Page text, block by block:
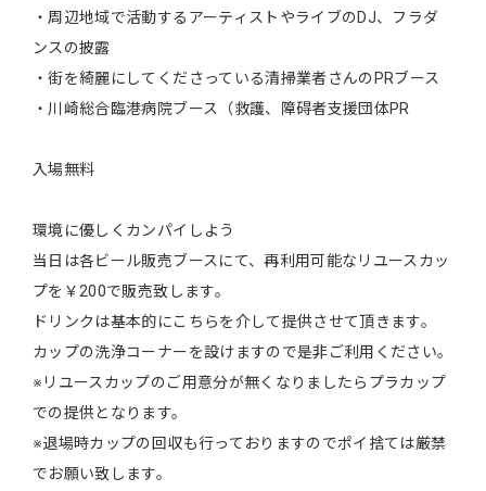
・周辺地域で活動するアーティストやライブのDJ、フラダ
ンスの披露
・街を綺麗にしてくださっている清掃業者さんのPRブース
・川崎総合臨港病院ブース（救護、障碍者支援団体PR
入場無料
環境に優しくカンパイしよう
当日は各ビール販売ブースにて、再利用可能なリユースカッ
プを￥200で販売致します。
ドリンクは基本的にこちらを介して提供させて頂きます。
カップの洗浄コーナーを設けますので是非ご利用ください。
※リユースカップのご用意分が無くなりましたらプラカップ
での提供となります。
※退場時カップの回収も行っておりますのでポイ捨ては厳禁
でお願い致します。